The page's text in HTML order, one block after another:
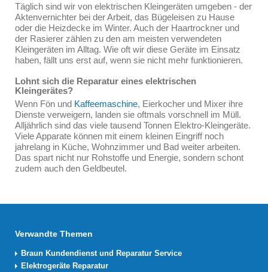
Täglich sind wir von elektrischen Kleingeräten umgeben - der
Aktenvernichter bei der Arbeit, das Bügeleisen zu Hause
oder die Heizdecke im Winter. Auch der Haartrockner und
der Rasierer zählen zu den am meisten verwendeten
Kleingeräten im Alltag. Wie oft wir diese Geräte im Einsatz
haben, fällt uns erst auf, wenn sie nicht mehr funktionieren.
Lohnt sich die Reparatur eines elektrischen
Kleingerätes?
Wenn Fön und Kaffeemaschine, Eierkocher und Mixer ihre
Dienste verweigern, landen sie oftmals vorschnell im Müll.
Alljährlich sind das viele tausend Tonnen Elektro-Kleingeräte.
Viele Apparate können mit einem kleinen Eingriff noch
jahrelang in Küche, Wohnzimmer und Bad weiter arbeiten.
Das spart nicht nur Rohstoffe und Energie, sondern schont
zudem auch den Geldbeutel.
Verwandte Themen
Braun Kundendienst und Reparatur Service
Elektrogeräte Reparatur